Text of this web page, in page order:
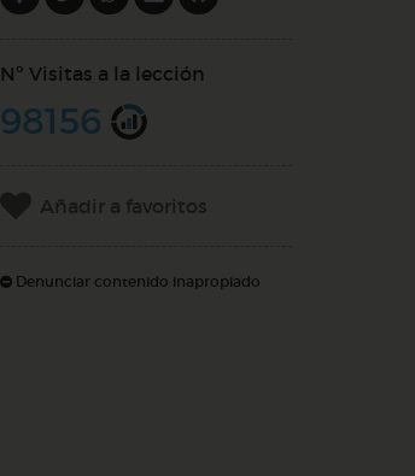
Nº Visitas a la lección
98156
Añadir a favoritos
Denunciar contenido inapropiado